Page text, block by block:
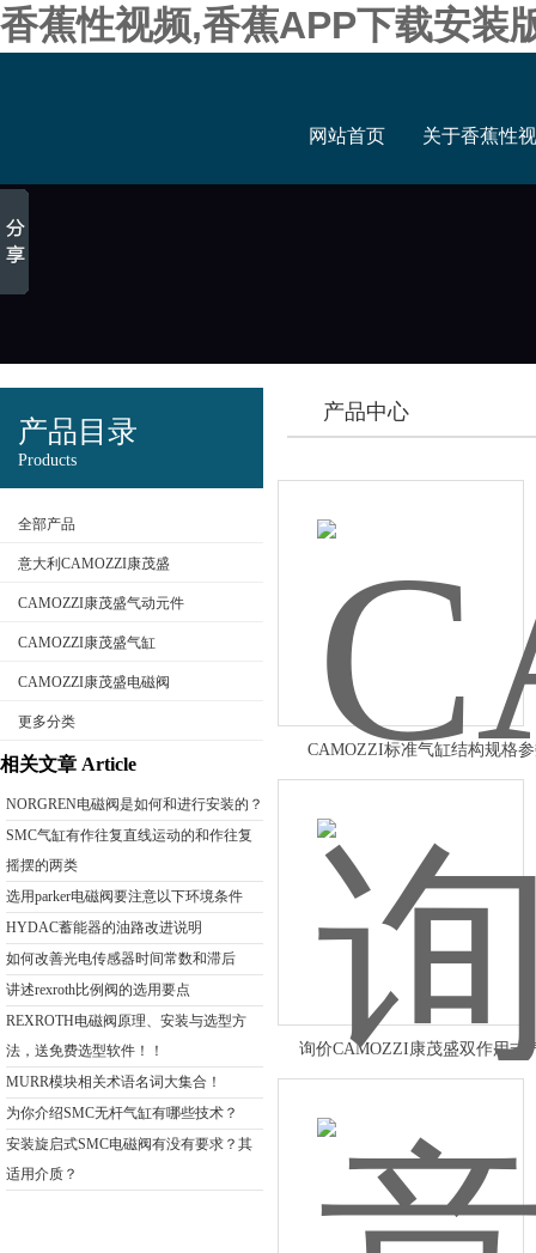
香蕉性视频,香蕉APP下载安装
网站首页 关于香蕉性
产品目录
Products
全部产品
意大利CAMOZZI康茂盛
CAMOZZI康茂盛气动元件
CAMOZZI康茂盛气缸
CAMOZZI康茂盛电磁阀
更多分类
相关文章 Article
NORGREN电磁阀是如何和进行安装的？
SMC气缸有作往复直线运动的和作往复
摇摆的两类
选用parker电磁阀要注意以下环境条件
HYDAC蓄能器的油路改进说明
如何改善光电传感器时间常数和滞后
讲述rexroth比例阀的选用要点
REXROTH电磁阀原理、安装与选型方
法，送免费选型软件！！
MURR模块相关术语名词大集合！
为你介绍SMC无杆气缸有哪些技术？
安装旋启式SMC电磁阀有没有要求？其
适用介质？
产品中心
CAMOZZI标准气缸结构规格
询价CAMOZZI康茂盛双作用式